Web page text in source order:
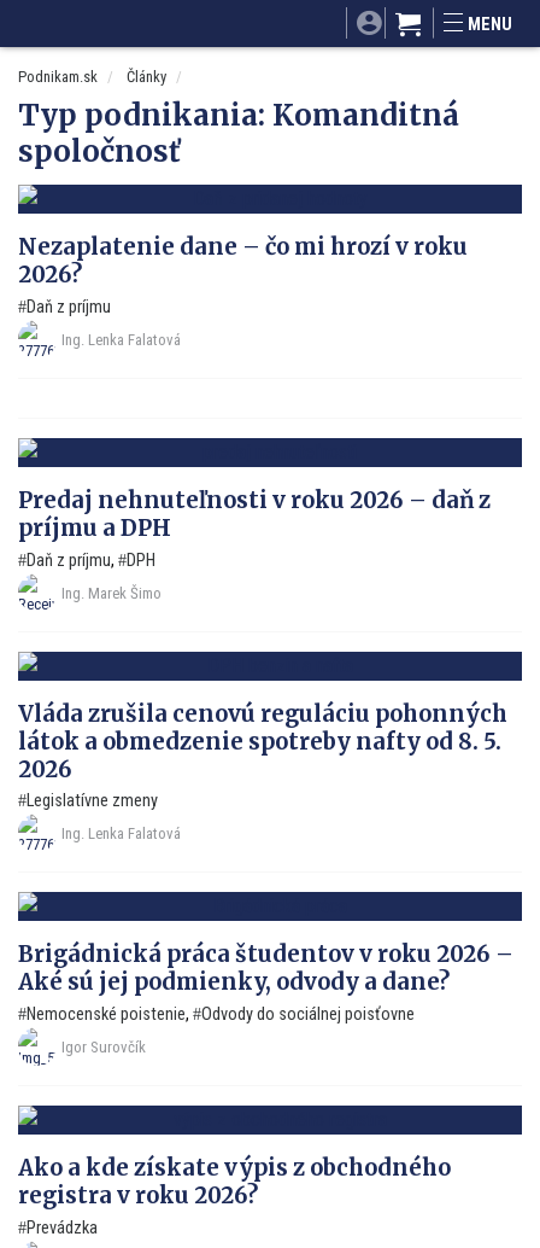
Mnamky-recepty.sk
MENU
Podnikam.sk Články
Typ podnikania: Komanditná
spoločnosť
Nezaplatenie dane – čo mi hrozí v roku
2026?
Daň z príjmu
Ing. Lenka Falatová
Predaj nehnuteľnosti v roku 2026 – daň z
príjmu a DPH
Daň z príjmu, DPH
Ing. Marek Šimo
Vláda zrušila cenovú reguláciu pohonných
látok a obmedzenie spotreby nafty od 8. 5.
2026
Legislatívne zmeny
Ing. Lenka Falatová
Brigádnická práca študentov v roku 2026 –
Aké sú jej podmienky, odvody a dane?
Nemocenské poistenie, Odvody do sociálnej poisťovne
Igor Surovčík
Ako a kde získate výpis z obchodného
registra v roku 2026?
Prevádzka